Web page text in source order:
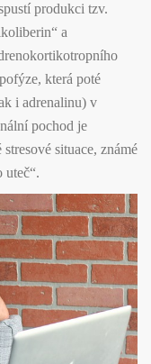
produkci tzv.
a
která poté
i adrenalinu) v
pochod je
situace, známé
uteč“.